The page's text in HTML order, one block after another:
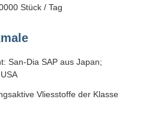
Stück / Tag
San-Dia SAP aus Japan;
Vliesstoffe der Klasse